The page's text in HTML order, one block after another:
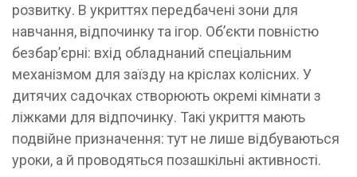
розвитку. В укриттях передбачені зони для
навчання, відпочинку та ігор. Об’єкти повністю
безбар’єрні: вхід обладнаний спеціальним
механізмом для заїзду на кріслах колісних. У
дитячих садочках створюють окремі кімнати з
ліжками для відпочинку. Такі укриття мають
подвійне призначення: тут не лише відбуваються
уроки, а й проводяться позашкільні активності.